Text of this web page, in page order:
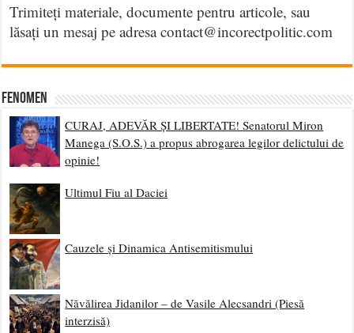
Trimiteți materiale, documente pentru articole, sau
lăsați un mesaj pe adresa contact@incorectpolitic.com
Fenomen
CURAJ, ADEVĂR ȘI LIBERTATE! Senatorul Miron
Manega (S.O.S.) a propus abrogarea legilor delictului de
opinie!
Ultimul Fiu al Daciei
Cauzele și Dinamica Antisemitismului
Năvălirea Jidanilor – de Vasile Alecsandri (Piesă
interzisă)